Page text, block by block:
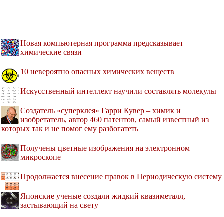
Новая компьютерная программа предсказывает
химические связи
10 невероятно опасных химических веществ
Искусственный интеллект научили составлять молекулы
Создатель «суперклея» Гарри Кувер – химик и
изобретатель, автор 460 патентов, самый известный из
которых так и не помог ему разбогатеть
Получены цветные изображения на электронном
микроскопе
Продолжается внесение правок в Периодическую систему
Японские ученые создали жидкий квазиметалл,
застывающий на свету